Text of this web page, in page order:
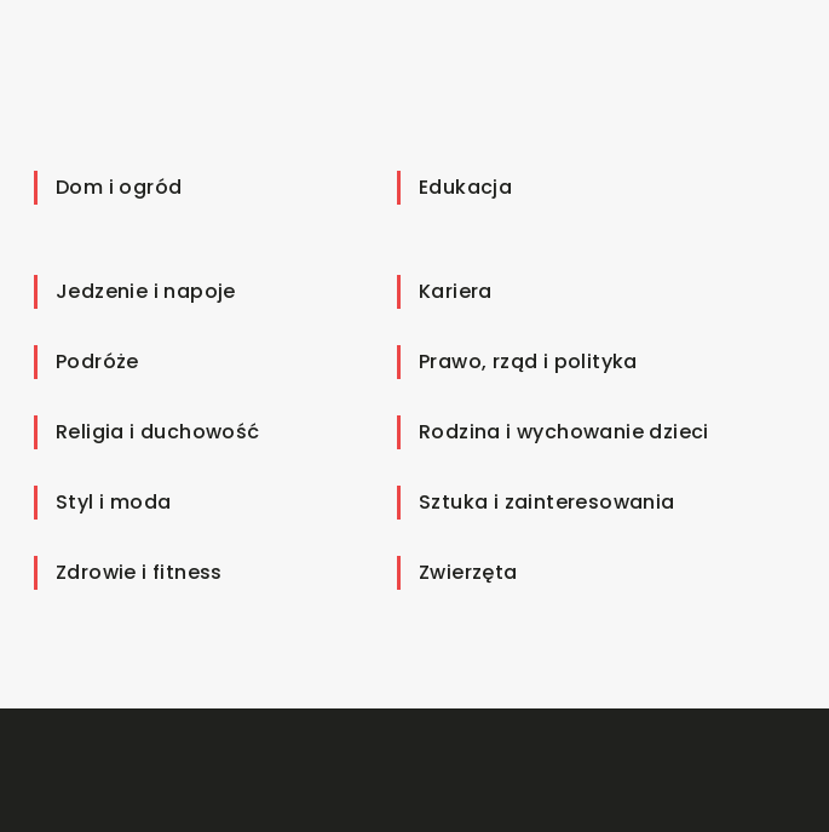
Dom i ogród Edukacja
Jedzenie i napoje Kariera
Podróże Prawo, rząd i polityka
Religia i duchowość Rodzina i wychowanie dzieci
Styl i moda Sztuka i zainteresowania
Zdrowie i fitness Zwierzęta